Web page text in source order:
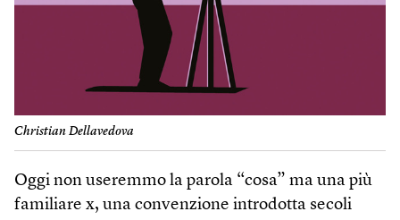
Christian Dellavedova
Oggi non useremmo la parola “cosa” ma una più
familiare x, una convenzione introdotta secoli